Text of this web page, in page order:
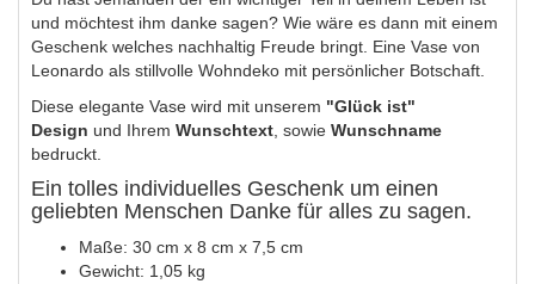
und möchtest ihm danke sagen? Wie wäre es dann mit einem
Geschenk welches nachhaltig Freude bringt. Eine Vase von
Leonardo als stillvolle Wohndeko mit persönlicher Botschaft.
Diese elegante Vase wird mit unserem "Glück ist"
Design und Ihrem Wunschtext , sowie Wunschname
bedruckt.
Ein tolles individuelles Geschenk um einen
geliebten Menschen Danke für alles zu sagen.
Maße: 30 cm x 8 cm x 7,5 cm
Gewicht: 1,05 kg